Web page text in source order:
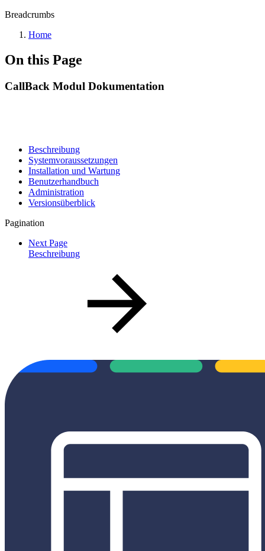
Breadcrumbs
Home
On this Page
CallBack Modul Dokumentation
Beschreibung
Systemvoraussetzungen
Installation und Wartung
Benutzerhandbuch
Administration
Versionsüberblick
Pagination
Next Page
Beschreibung